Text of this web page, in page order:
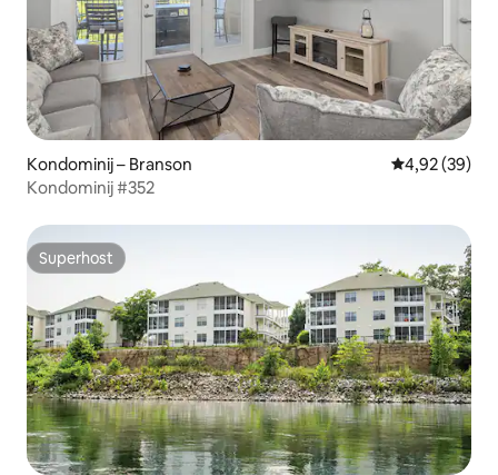
Kondominij – Branson Prosječna
4,92 (39)
Kondominij #352
Superhost
Superhost